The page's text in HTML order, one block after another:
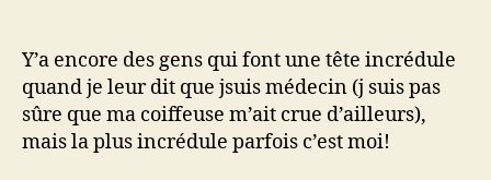
Y’a encore des gens qui font une tête incrédule
quand je leur dit que jsuis médecin (j suis pas
sûre que ma coiffeuse m’ait crue d’ailleurs),
mais la plus incrédule parfois c’est moi!